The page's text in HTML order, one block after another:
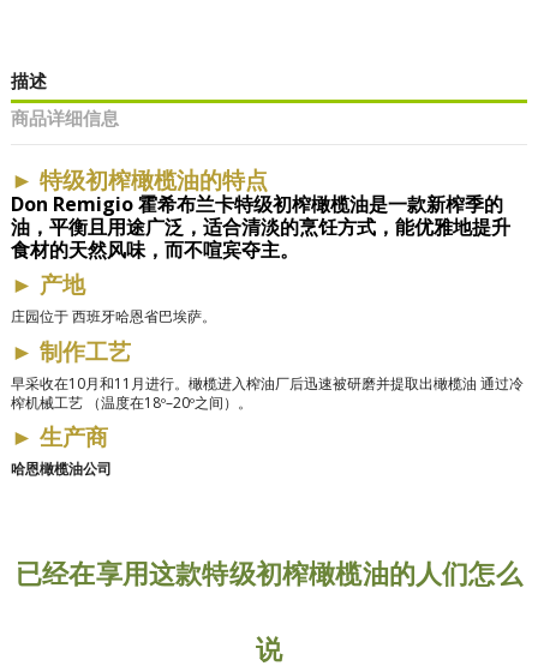
描述
商品详细信息
► 特级初榨橄榄油的特点
Don Remigio 霍希布兰卡特级初榨橄榄油是一款新榨季的
油，平衡且用途广泛，适合清淡的烹饪方式，能优雅地提升
食材的天然风味，而不喧宾夺主。
► 产地
庄园位于西班牙哈恩省巴埃萨。
► 制作工艺
早采收在10月和11月进行。橄榄进入榨油厂后迅速被研磨并提取出橄榄油 通过冷
榨机械工艺 （温度在18º–20º之间）。
► 生产商
哈恩橄榄油公司
已经在享用这款特级初榨橄榄油的人们怎么
说